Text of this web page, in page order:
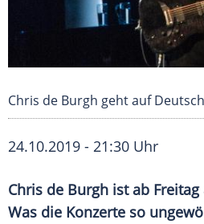
Chris de Burgh geht auf
24.10.2019 - 21:30 Uhr
Chris de Burgh ist ab
Was die Konzerte so